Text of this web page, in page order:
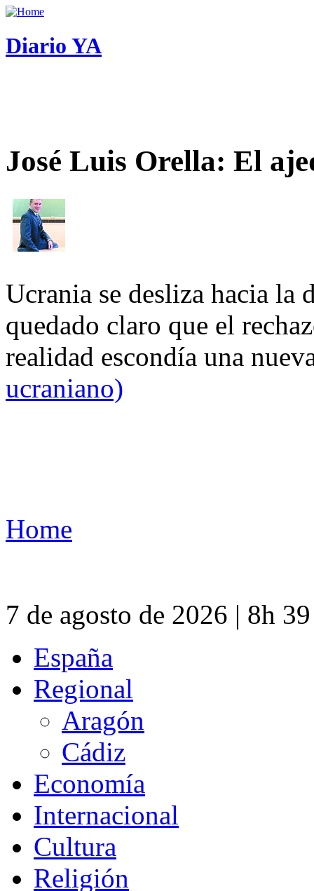
Diario YA
José Luis Orella: El
Ucrania se desliza hacia
quedado claro que el
realidad escondía una
ucraniano)
Home
7 de agosto de 2026 | 8h
España
Regional
Aragón
Cádiz
Economía
Internacional
Cultura
Religión